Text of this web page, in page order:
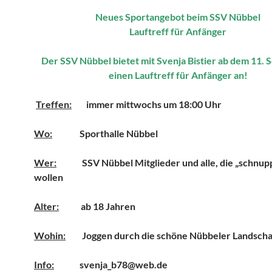
Neues Sportangebot beim SSV Nübbel
Lauftreff für Anfänger
Der SSV Nübbel bietet mit Svenja Bistier ab dem 11.
einen Lauftreff für Anfänger an!
Treffen: immer mittwochs um 18:00 Uhr
Wo: Sporthalle Nübbel
Wer: SSV Nübbel Mitglieder und alle, die
wollen
Alter: ab 18 Jahren
Wohin: Joggen durch die schöne Nübbeler
Info: svenja_b78@web.de